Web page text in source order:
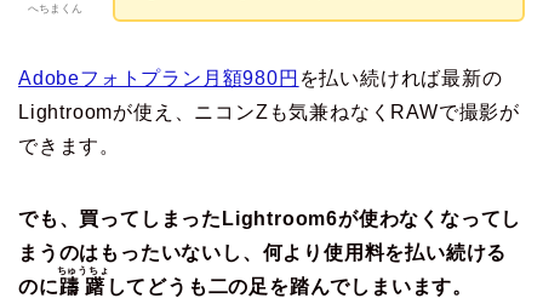
へちまくん
Adobeフォトプラン月額980円 を払い続ければ最新の
Lightroomが使え、ニコンZも気兼ねなくRAWで撮影が
できます。
でも、買ってしまったLightroom6が使わなくなってし
まうのはもったいないし、何より使用料を払い続ける
のに躊躇
ちゅうちょ
してどうも二の足を踏んでしまいます。